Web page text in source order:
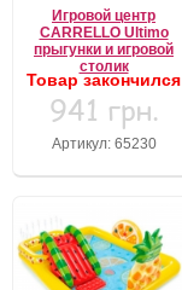
Игровой центр
CARRELLO Ultimo
прыгунки и игровой
столик
Товар закончился
941 грн.
Артикул: 65230